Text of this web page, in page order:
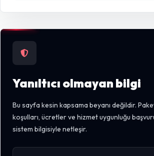
Yanıltıcı olmayan bilgi
Bu sayfa kesin kapsama beyanı değildir.
koşulları, ücretler ve hizmet uygunluğu
sistem bilgisiyle netleşir.